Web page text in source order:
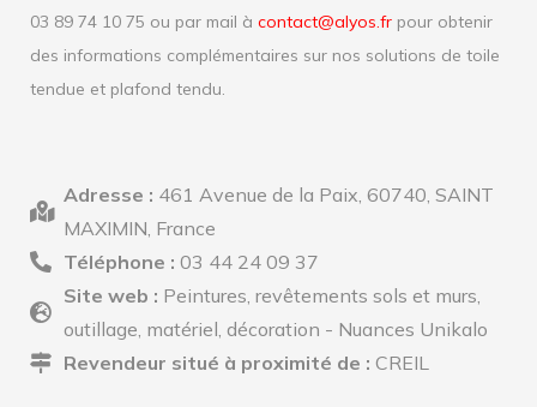
03 89 74 10 75 ou par mail à contact@alyos.fr pour obtenir
des informations complémentaires sur nos solutions de toile
tendue et plafond tendu.
Adresse : 461 Avenue de la Paix, 60740, SAINT
MAXIMIN, France
Téléphone : 03 44 24 09 37
Site web : Peintures, revêtements sols et murs,
outillage, matériel, décoration - Nuances Unikalo
Revendeur situé à proximité de : CREIL